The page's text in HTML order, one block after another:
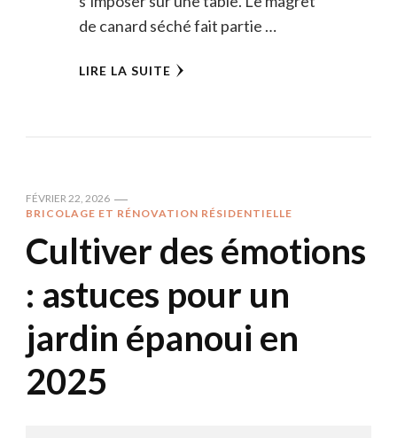
de canard séché fait partie …
LIRE LA SUITE
FÉVRIER 22, 2026
BRICOLAGE ET RÉNOVATION RÉSIDENTIELLE
Cultiver des émotions
: astuces pour un
jardin épanoui en
2025